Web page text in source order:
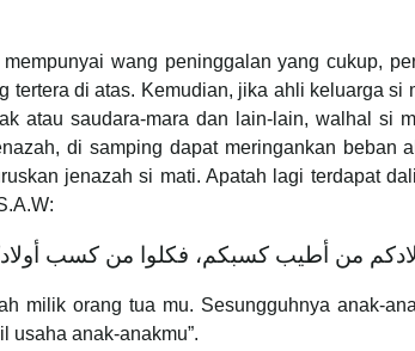
wang peninggalan yang cukup,
tertera di atas. Kemudian, jika ahli keluarga
atau saudara-mara dan lain-lain, walhal si
di samping dapat meringankan
jenazah si mati. Apatah lagi terdapat
milik orang tua mu. Sesungguhnya anak-
usaha anak-anakmu”.